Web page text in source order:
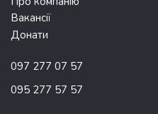
Вакансії
Донати
097 277 07 57
095 277 57 57